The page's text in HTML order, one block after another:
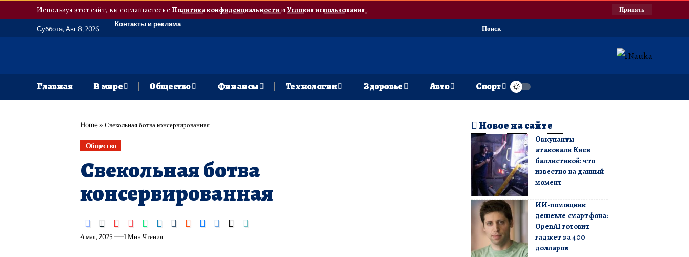
Используя этот сайт, вы соглашаетесь сПолитика конфиденциальностии Условия использования. Принять
Суббота, Авг 8, 2026
Контакты и реклама
Поиск
Главная В мире Общество Финансы Технологии Здоровье Авто Спорт
Home» Свекольная ботва консервированная
Общество
Свекольная ботва
консервированная
4 мая, 2025 1 Мин Чтения
Новое на сайте
Оккупанты
атаковали Киев
баллистикой: что
известно на данный
момент
ИИ-помощник
дешевле смартфона:
OpenAI готовит
гаджет за 400
долларов